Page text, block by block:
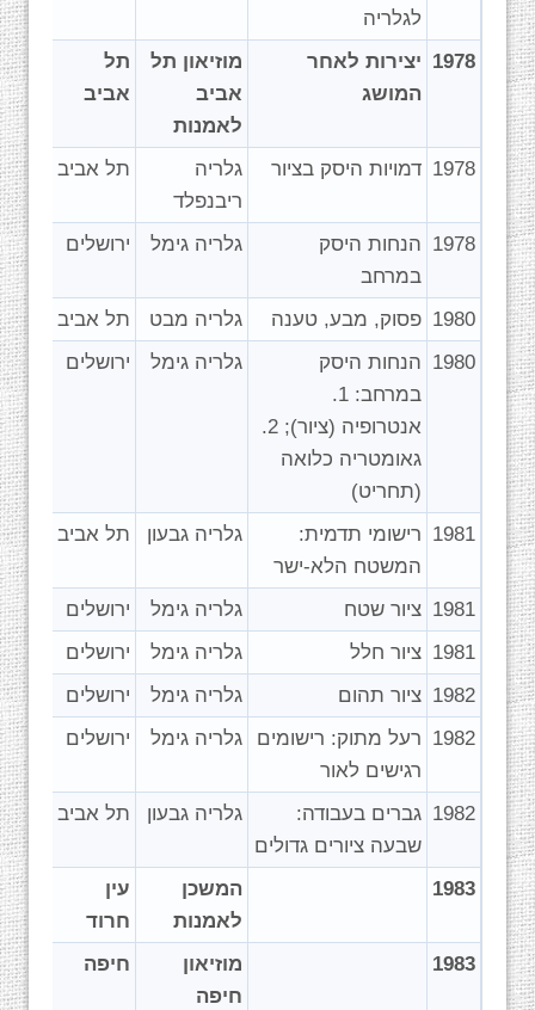
לגלריה
1978 יצירות לאחר
המושג
מוזיאון תל
אביב
לאמנות
תל
אביב
1978 דמויות היסק בציור
גלריה
ריבנפלד
תל אביב
1978 הנחות היסק
במרחב
גלריה גימל ירושלים
1980 פסוק, מבע, טענה גלריה מבט
תל אביב
1980 הנחות היסק
במרחב: 1.
אנטרופיה (ציור); 2.
גאומטריה כלואה
(תחריט)
גלריה גימל ירושלים
1981 רישומי תדמית:
המשטח הלא-ישר
גלריה גבעון תל אביב
1981 ציור שטח גלריה גימל
ירושלים
1981 ציור חלל גלריה גימל
ירושלים
1982 ציור תהום גלריה גימל
ירושלים
1982 רעל מתוק: רישומים
רגישים לאור
גלריה גימל ירושלים
1982 גברים בעבודה:
שבעה ציורים גדולים
גלריה גבעון תל אביב
1983
המשכן
לאמנות
עין
חרוד
1983
מוזיאון
חיפה
חיפה